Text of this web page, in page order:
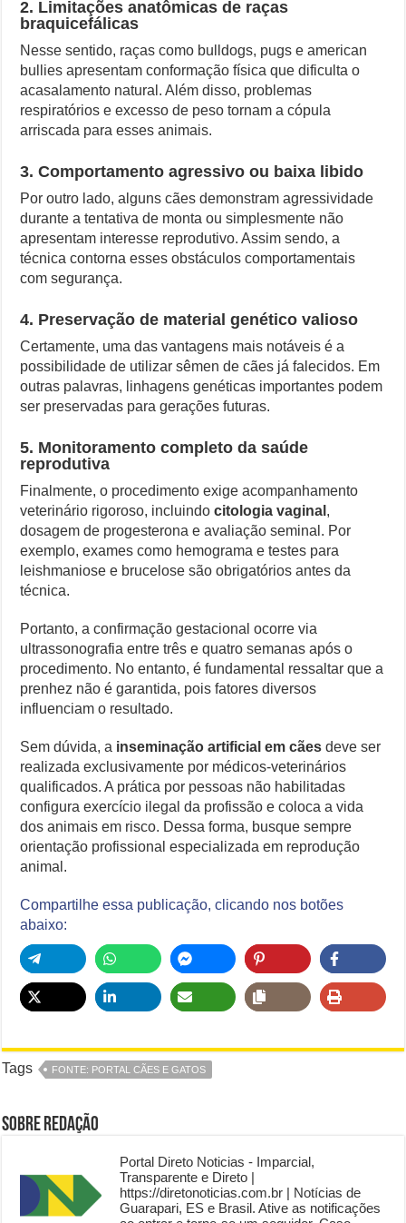
2. Limitações anatômicas de raças
braquicefálicas
Nesse sentido, raças como bulldogs, pugs e american
bullies apresentam conformação física que dificulta o
acasalamento natural. Além disso, problemas
respiratórios e excesso de peso tornam a cópula
arriscada para esses animais.
3. Comportamento agressivo ou baixa libido
Por outro lado, alguns cães demonstram agressividade
durante a tentativa de monta ou simplesmente não
apresentam interesse reprodutivo. Assim sendo, a
técnica contorna esses obstáculos comportamentais
com segurança.
4. Preservação de material genético valioso
Certamente, uma das vantagens mais notáveis é a
possibilidade de utilizar sêmen de cães já falecidos. Em
outras palavras, linhagens genéticas importantes podem
ser preservadas para gerações futuras.
5. Monitoramento completo da saúde
reprodutiva
Finalmente, o procedimento exige acompanhamento
veterinário rigoroso, incluindocitologia vaginal ,
dosagem de progesterona e avaliação seminal. Por
exemplo, exames como hemograma e testes para
leishmaniose e brucelose são obrigatórios antes da
técnica.
Portanto, a confirmação gestacional ocorre via
ultrassonografia entre três e quatro semanas após o
procedimento. No entanto, é fundamental ressaltar que a
prenhez não é garantida, pois fatores diversos
influenciam o resultado.
Sem dúvida, a inseminação artificial em cães deve ser
realizada exclusivamente por médicos-veterinários
qualificados. A prática por pessoas não habilitadas
configura exercício ilegal da profissão e coloca a vida
dos animais em risco. Dessa forma, busque sempre
orientação profissional especializada em reprodução
animal.
Compartilhe essa publicação, clicando nos botões
abaixo:
Tags FONTE: PORTAL CÃES E GATOS
Sobre Redação
Portal Direto Noticias - Imparcial,
Transparente e Direto |
https://diretonoticias.com.br | Notícias de
Guarapari, ES e Brasil. Ative as notificações